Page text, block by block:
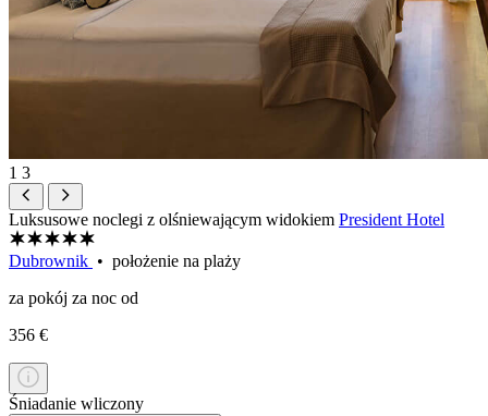
1 3
Luksusowe noclegi z olśniewającym widokiem President Hotel
Dubrownik • położenie na plaży
za pokój za noc od
356 €
Śniadanie wliczony